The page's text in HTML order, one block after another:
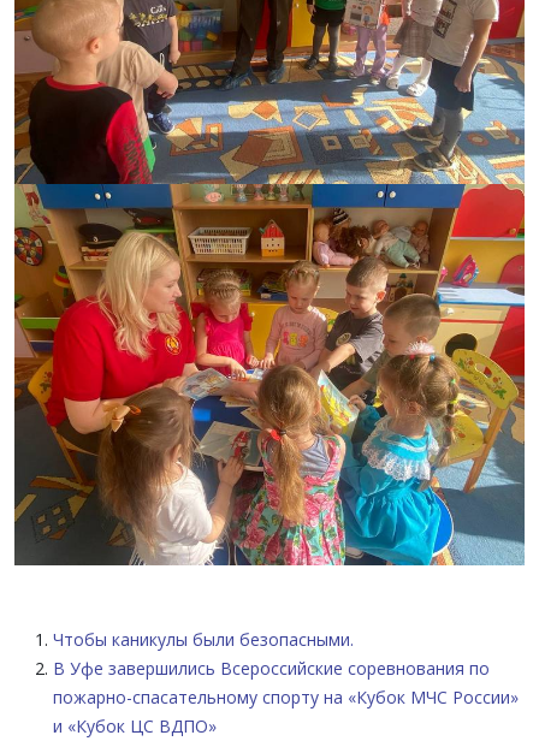
Чтобы каникулы были безопасными.
В Уфе завершились Всероссийские соревнования по
пожарно-спасательному спорту на «Кубок МЧС России»
и «Кубок ЦС ВДПО»